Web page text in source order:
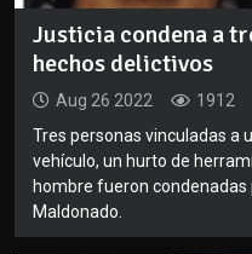
Justicia condena a
hechos delictivos
Aug 26 2022 1912
Tres personas vinculadas a
vehículo, un hurto de
hombre fueron condenadas
Maldonado.